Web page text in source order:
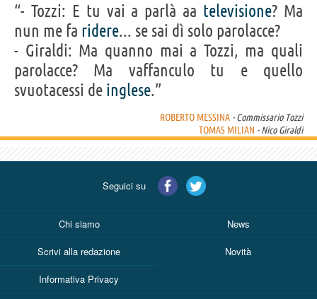
“- Tozzi: E tu vai a parlà aa televisione? Ma
nun me fa ridere... se sai dì solo parolacce?
- Giraldi: Ma quanno mai a Tozzi, ma quali
parolacce? Ma vaffanculo tu e quello
svuotacessi de inglese.”
ROBERTO MESSINA - Commissario Tozzi
TOMAS MILIAN - Nico Giraldi
Seguici su
Chi siamo News
Scrivi alla redazione Novità
Informativa Privacy